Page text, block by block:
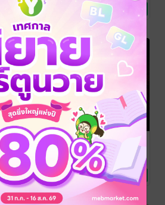
แดน (2017)
นิยายแฟนตาซี
2 Rating
นิยายโรมานซ์
7 Rating
ฟรี
Lunar
Collector
พรหมลิขิต
จันทรา (2012)
KittenLightSaber
นิยายแฟนตาซี
9 Rating
I found myself
death on the
floor. ก่อนที่ผม
จะถูกฆาตกรรม
ในหนังสือ
(2013)
KittenLightSaber
นิยายแฟนตาซี
11 Rating